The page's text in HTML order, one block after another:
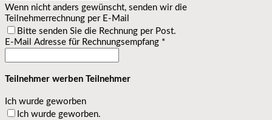
Wenn nicht anders gewünscht, senden wir die
Teilnehmerrechnung per E-Mail
Bitte senden Sie die Rechnung per Post.
E-Mail Adresse für Rechnungsempfang *
Teilnehmer werben Teilnehmer
Ich wurde geworben
Ich wurde geworben.